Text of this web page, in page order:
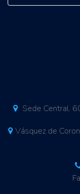
Sede Central.
Vásquez de